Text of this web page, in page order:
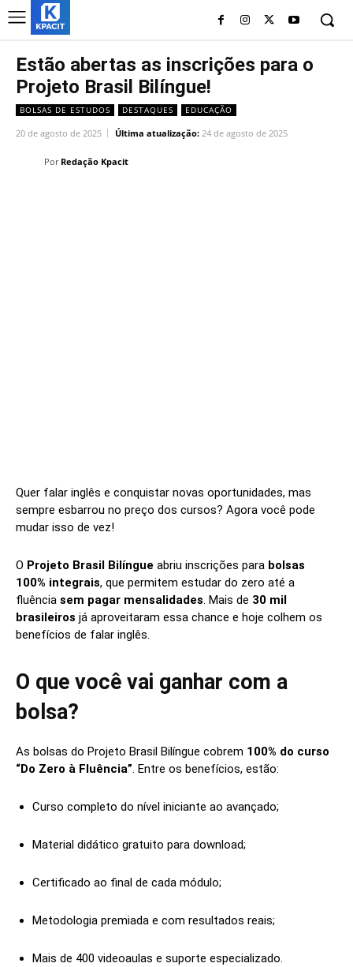
Estão abertas as inscrições para o
Projeto Brasil Bilíngue!
BOLSAS DE ESTUDOS DESTAQUES EDUCAÇÃO
20 de agosto de 2025 Última atualização: 24 de agosto de 2025
Por Redação Kpacit
Quer falar inglês e conquistar novas oportunidades, mas
sempre esbarrou no preço dos cursos? Agora você pode
mudar isso de vez!
O Projeto Brasil Bilíngue abriu inscrições para bolsas
100% integrais, que permitem estudar do zero até a
fluência sem pagar mensalidades. Mais de 30 mil
brasileiros já aproveitaram essa chance e hoje colhem os
benefícios de falar inglês.
O que você vai ganhar com a
bolsa?
As bolsas do Projeto Brasil Bilíngue cobrem 100% do curso
“Do Zero à Fluência”. Entre os benefícios, estão:
Curso completo do nível iniciante ao avançado;
Material didático gratuito para download;
Certificado ao final de cada módulo;
Metodologia premiada e com resultados reais;
Mais de 400 videoaulas e suporte especializado.